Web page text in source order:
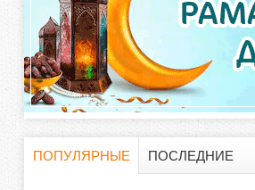
а
п
о
и
ПОПУЛЯРНЫЕ
ПОСЛЕДНИЕ